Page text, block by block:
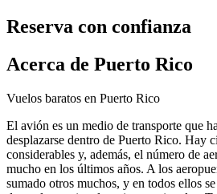
Reserva con confianza
Acerca de Puerto Rico
Vuelos baratos en Puerto Rico
El avión es un medio de transporte que
desplazarse dentro de Puerto Rico. Hay
considerables y, además, el número de
mucho en los últimos años. A los
sumado otros muchos, y en todos ellos